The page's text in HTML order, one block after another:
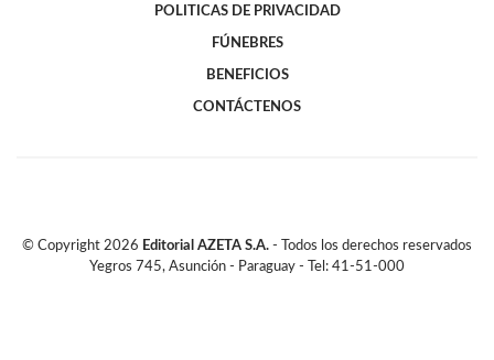
POLITICAS DE PRIVACIDAD
FÚNEBRES
BENEFICIOS
CONTÁCTENOS
© Copyright 2026 Editorial AZETA S.A. - Todos los derechos reservados
Yegros 745, Asunción - Paraguay - Tel: 41-51-000